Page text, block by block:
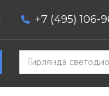
+7 (495) 106-